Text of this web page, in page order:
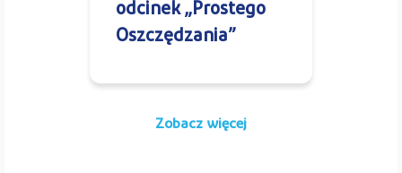
odcinek „Prostego
Oszczędzania”
Zobacz więcej